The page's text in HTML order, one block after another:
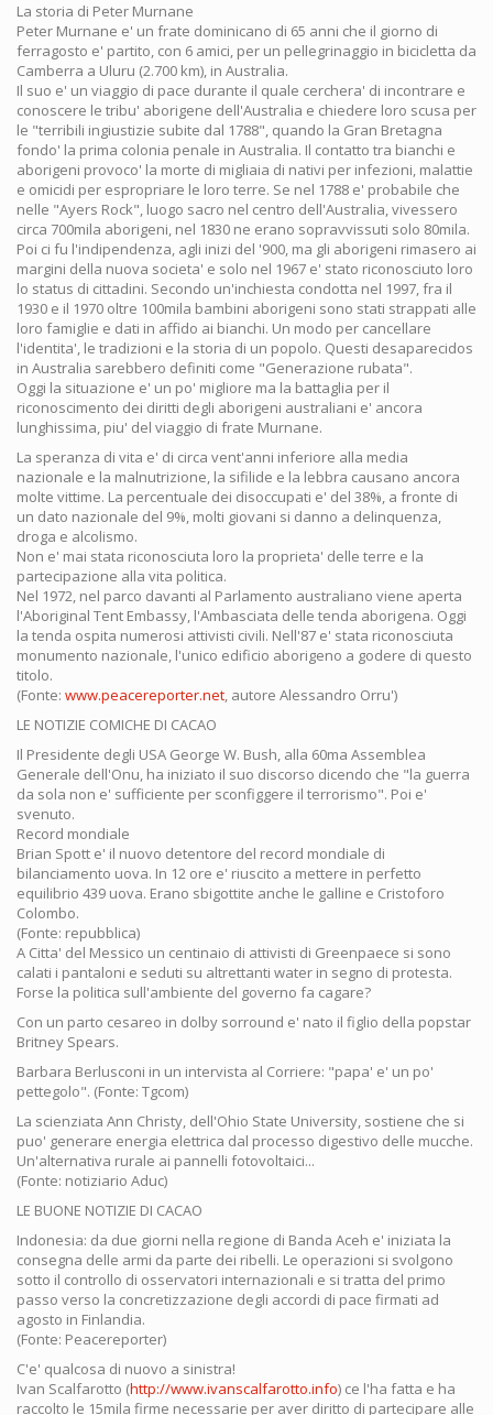
La storia di Peter Murnane
Peter Murnane e' un frate dominicano di 65 anni che il giorno di
ferragosto e' partito, con 6 amici, per un pellegrinaggio in bicicletta da
Camberra a Uluru (2.700 km), in Australia.
Il suo e' un viaggio di pace durante il quale cerchera' di incontrare e
conoscere le tribu' aborigene dell'Australia e chiedere loro scusa per
le "terribili ingiustizie subite dal 1788", quando la Gran Bretagna
fondo' la prima colonia penale in Australia. Il contatto tra bianchi e
aborigeni provoco' la morte di migliaia di nativi per infezioni, malattie
e omicidi per espropriare le loro terre. Se nel 1788 e' probabile che
nelle "Ayers Rock", luogo sacro nel centro dell'Australia, vivessero
circa 700mila aborigeni, nel 1830 ne erano sopravvissuti solo 80mila.
Poi ci fu l'indipendenza, agli inizi del '900, ma gli aborigeni rimasero ai
margini della nuova societa' e solo nel 1967 e' stato riconosciuto loro
lo status di cittadini. Secondo un'inchiesta condotta nel 1997, fra il
1930 e il 1970 oltre 100mila bambini aborigeni sono stati strappati alle
loro famiglie e dati in affido ai bianchi. Un modo per cancellare
l'identita', le tradizioni e la storia di un popolo. Questi desaparecidos
in Australia sarebbero definiti come "Generazione rubata".
Oggi la situazione e' un po' migliore ma la battaglia per il
riconoscimento dei diritti degli aborigeni australiani e' ancora
lunghissima, piu' del viaggio di frate Murnane.
La speranza di vita e' di circa vent'anni inferiore alla media
nazionale e la malnutrizione, la sifilide e la lebbra causano ancora
molte vittime. La percentuale dei disoccupati e' del 38%, a fronte di
un dato nazionale del 9%, molti giovani si danno a delinquenza,
droga e alcolismo.
Non e' mai stata riconosciuta loro la proprieta' delle terre e la
partecipazione alla vita politica.
Nel 1972, nel parco davanti al Parlamento australiano viene aperta
l'Aboriginal Tent Embassy, l'Ambasciata delle tenda aborigena. Oggi
la tenda ospita numerosi attivisti civili. Nell'87 e' stata riconosciuta
monumento nazionale, l'unico edificio aborigeno a godere di questo
titolo.
(Fonte: www.peacereporter.net, autore Alessandro Orru')
LE NOTIZIE COMICHE DI CACAO
Il Presidente degli USA George W. Bush, alla 60ma Assemblea
Generale dell'Onu, ha iniziato il suo discorso dicendo che "la guerra
da sola non e' sufficiente per sconfiggere il terrorismo". Poi e'
svenuto.
Record mondiale
Brian Spott e' il nuovo detentore del record mondiale di
bilanciamento uova. In 12 ore e' riuscito a mettere in perfetto
equilibrio 439 uova. Erano sbigottite anche le galline e Cristoforo
Colombo.
(Fonte: repubblica)
A Citta' del Messico un centinaio di attivisti di Greenpaece si sono
calati i pantaloni e seduti su altrettanti water in segno di protesta.
Forse la politica sull'ambiente del governo fa cagare?
Con un parto cesareo in dolby sorround e' nato il figlio della popstar
Britney Spears.
Barbara Berlusconi in un intervista al Corriere: "papa' e' un po'
pettegolo". (Fonte: Tgcom)
La scienziata Ann Christy, dell'Ohio State University, sostiene che si
puo' generare energia elettrica dal processo digestivo delle mucche.
Un'alternativa rurale ai pannelli fotovoltaici...
(Fonte: notiziario Aduc)
LE BUONE NOTIZIE DI CACAO
Indonesia: da due giorni nella regione di Banda Aceh e' iniziata la
consegna delle armi da parte dei ribelli. Le operazioni si svolgono
sotto il controllo di osservatori internazionali e si tratta del primo
passo verso la concretizzazione degli accordi di pace firmati ad
agosto in Finlandia.
(Fonte: Peacereporter)
C'e' qualcosa di nuovo a sinistra!
Ivan Scalfarotto (http://www.ivanscalfarotto.info) ce l'ha fatta e ha
raccolto le 15mila firme necessarie per aver diritto di partecipare alle